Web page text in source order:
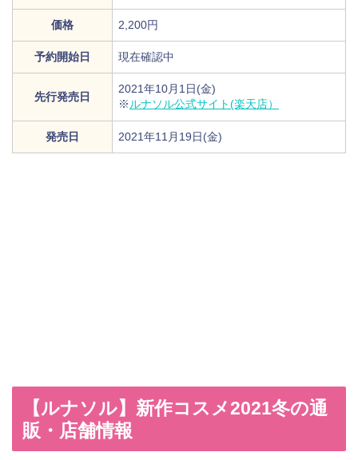
価格 2,200円
予約開始日 現在確認中
先行発売日
2021年10月1日(金)
※ ルナソル公式サイト(楽天店）
発売日 2021年11月19日(金)
【ルナソル】新作コスメ2021冬の通
販・店舗情報